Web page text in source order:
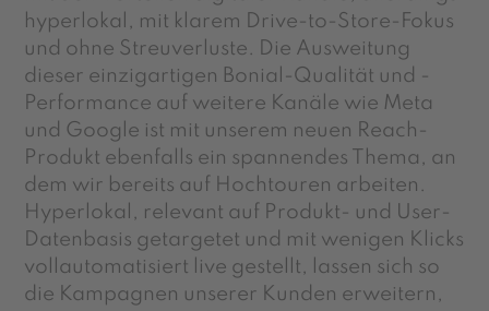
hyperlokal, mit klarem Drive-to-Store-Fokus
und ohne Streuverluste. Die Ausweitung
dieser einzigartigen Bonial -Qualität und -
Performance auf weitere Kanäle wie Meta
und Google ist mit unserem neuen Reach -
Produkt ebenfalls ein spannendes Thema, an
dem wir bereits auf Hochtouren arbeiten.
Hyperlokal, relevant auf Produkt- und User-
Datenbasis getargetet und mit wenigen Klicks
vollautomatisiert live gestellt, lassen sich so
die Kampagnen unserer Kunden erweitern,